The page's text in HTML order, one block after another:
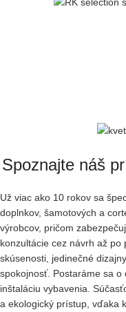
Spoznajte náš
Už viac ako 10 rokov sa
doplnkov, šamotových a
výrobcov, pričom
konzultácie cez návrh až
skúsenosti, jedinečné
spokojnosť. Postaráme sa
inštaláciu vybavenia.
a ekologický prístup, vďaka